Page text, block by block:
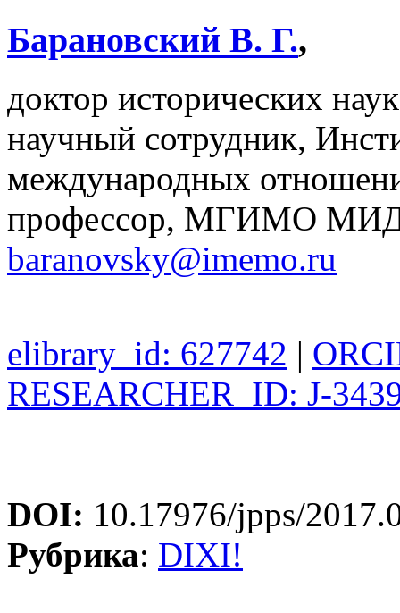
Барановский В. Г.,
доктор исторических
научный сотрудник,
международных
профессор, МГИМО МИД
baranovsky@imemo.ru
elibrary_id: 627742 |
RESEARCHER_ID: J-
DOI: 10.17976/jpps/
Рубрика: DIXI!